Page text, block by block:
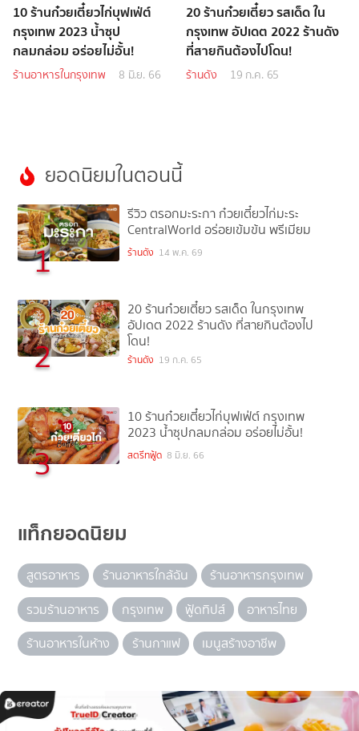
10 ร้านก๋วยเตี๋ยวไก่บุฟเฟ่ต์
กรุงเทพ 2023 น้ำซุป
กลมกล่อม อร่อยไม่อั้น!
ร้านอาหารในกรุงเทพ 8 มิ.ย. 66
20 ร้านก๋วยเตี๋ยว รสเด็ด ใน
กรุงเทพ อัปเดต 2022 ร้านดัง
ที่สายกินต้องไปโดน!
ร้านดัง 19 ก.ค. 65
ยอดนิยมในตอนนี้
1
รีวิว ตรอกมะระกา ก๋วยเตี๋ยวไก่มะระ
CentralWorld อร่อยเข้มข้น พรีเมียม
ร้านดัง 14 พ.ค. 69
2
20 ร้านก๋วยเตี๋ยว รสเด็ด ในกรุงเทพ
อัปเดต 2022 ร้านดัง ที่สายกินต้องไป
โดน!
ร้านดัง 19 ก.ค. 65
3
10 ร้านก๋วยเตี๋ยวไก่บุฟเฟ่ต์ กรุงเทพ
2023 น้ำซุปกลมกล่อม อร่อยไม่อั้น!
สตรีทฟู้ด 8 มิ.ย. 66
แท็กยอดนิยม
สูตรอาหาร ร้านอาหารใกล้ฉัน
ร้านอาหารกรุงเทพ
รวมร้านอาหาร
กรุงเทพ ฟู้ดทิปส์
อาหารไทย
ร้านอาหารในห้าง
ร้านกาแฟ เมนูสร้างอาชีพ